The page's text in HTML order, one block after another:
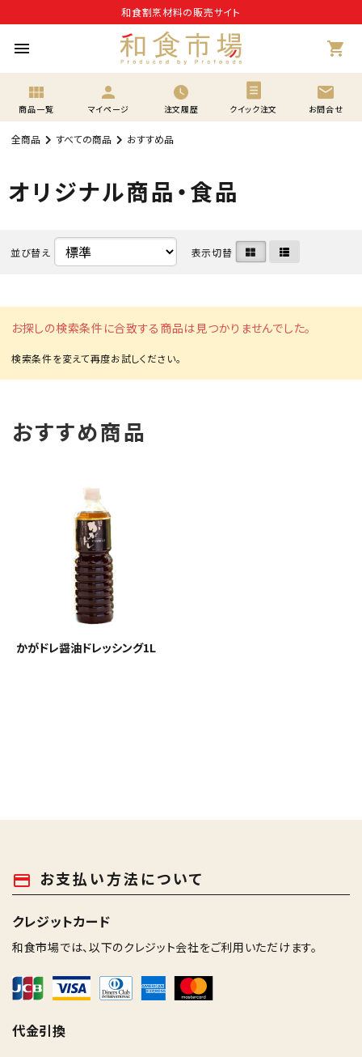
和食割烹材料の販売サイト
menu shopping_cart
view_module
商品一覧
person
マイページ 注文履歴 クイック注文
mail
お問合せ
全商品 すべての商品 おすすめ品
オリジナル商品・食品
並び替え 表示切替
お探しの検索条件に合致する商品は見つかりませんでした。
おすすめ商品
かがドレ醤油ドレッシング1L
payment お支払い方法について
クレジットカード
和食市場では、以下のクレジット会社をご利用いただけます。
代金引換